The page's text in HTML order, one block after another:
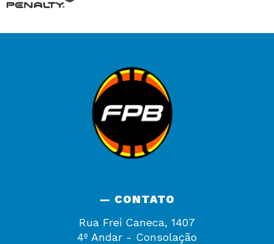
— CONTATO
Rua Frei Caneca, 1407
4º Andar - Consolação